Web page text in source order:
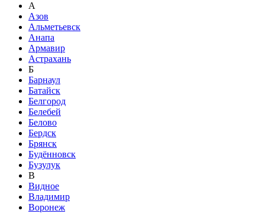
А
Азов
Альметьевск
Анапа
Армавир
Астрахань
Б
Барнаул
Батайск
Белгород
Белебей
Белово
Бердск
Брянск
Будённовск
Бузулук
В
Видное
Владимир
Воронеж